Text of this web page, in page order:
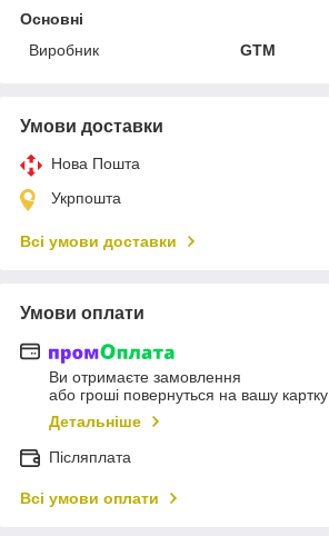
Основні
Виробник
GTM
Умови доставки
Нова Пошта
Укрпошта
Всі умови доставки
Умови оплати
Ви отримаєте замовлення
або гроші повернуться на вашу картку
Детальніше
Післяплата
Всі умови оплати